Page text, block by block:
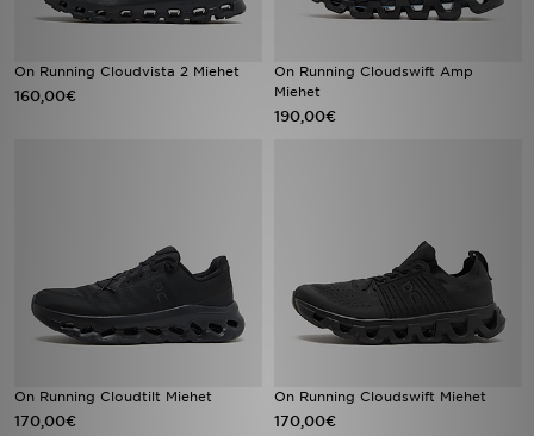
On Running Cloudvista 2 Miehet
160,00€
On Running Cloudswift Amp
Miehet
190,00€
On Running Cloudtilt Miehet
170,00€
On Running Cloudswift Miehet
170,00€
Asiakaspalvelu ja tietoa